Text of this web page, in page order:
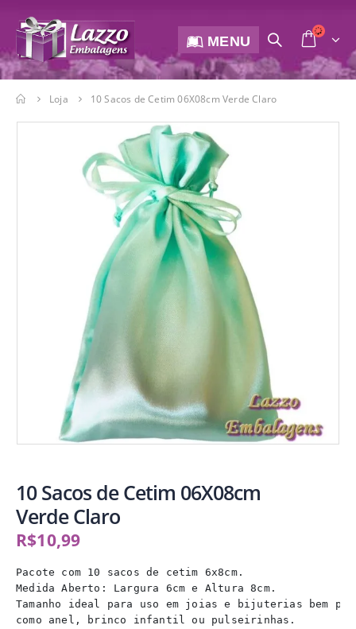
MENU
Loja 10 Sacos de Cetim 06X08cm Verde Claro
10 Sacos de Cetim 06X08cm
Verde Claro
R$10,99
Pacote com 10 sacos de cetim 6x8cm.
Medida Aberto: Largura 6cm e Altura 8cm.
Tamanho ideal para uso em joias e bijuterias bem
como anel, brinco infantil ou pulseirinhas.